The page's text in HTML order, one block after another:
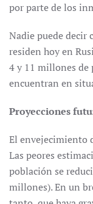
por parte de los
Nadie puede decir
residen hoy en
4 y 11 millones de
encuentran en
Proyecciones
El envejecimiento
Las peores
población se
millones). En un